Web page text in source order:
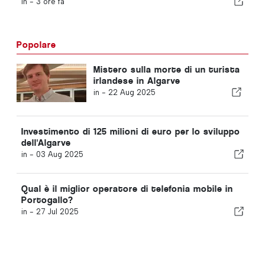
Popolare
Mistero sulla morte di un turista
irlandese in Algarve
in - 22 Aug 2025
Investimento di 125 milioni di euro per lo sviluppo
dell'Algarve
in - 03 Aug 2025
Qual è il miglior operatore di telefonia mobile in
Portogallo?
in - 27 Jul 2025